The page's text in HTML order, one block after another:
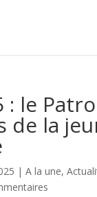
: le
de la
| A la une,